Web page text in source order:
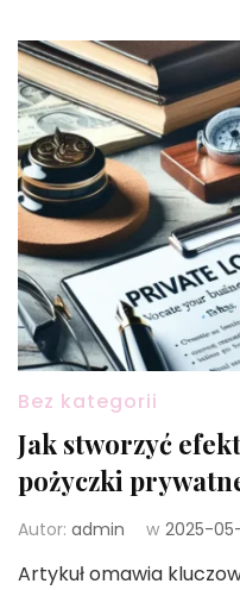
Bez kategorii
Jak stworzyć
pożyczki
Autor: admin w 2025-
Artykuł omawia